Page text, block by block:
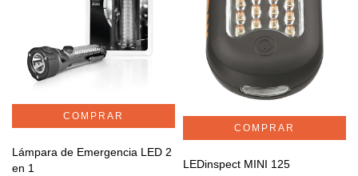
Lámpara de Emergencia LED 2
en 1
LEDinspect MINI 125